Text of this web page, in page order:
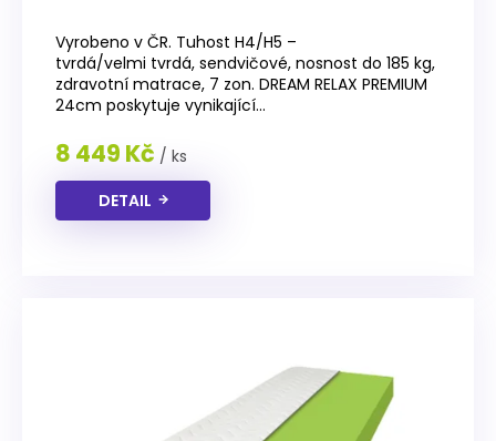
hodnocení
produktu
je
5,0
z
5
hvězdiček.
Vyrobeno v ČR. Tuhost H4/H5 –
tvrdá/velmi tvrdá, sendvičové, nosnost do 185 kg,
zdravotní matrace, 7 zon. DREAM RELAX PREMIUM
24cm poskytuje vynikající...
8 449 Kč / ks
DETAIL